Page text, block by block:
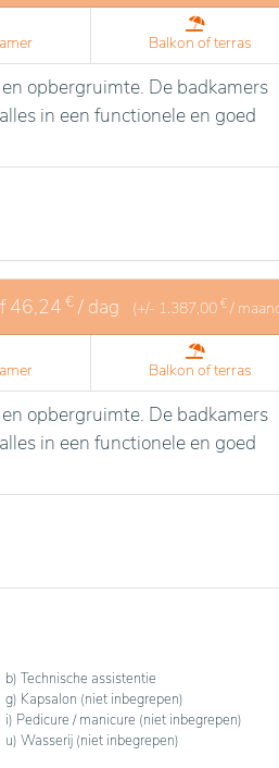
Balkon of terras
opbergruimte. De badkamers
in een functionele en goed
46,24 € / dag (+/- 1.387,00 € /
Balkon of terras
opbergruimte. De badkamers
in een functionele en goed
b) Technische assistentie
g) Kapsalon (niet inbegrepen)
i) Pedicure / manicure (niet inbegrepen)
u) Wasserij (niet inbegrepen)